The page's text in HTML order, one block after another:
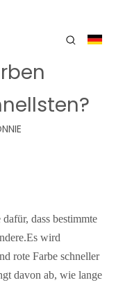
dass bestimmte
wird
rote Farbe schneller
davon ab, wie lange